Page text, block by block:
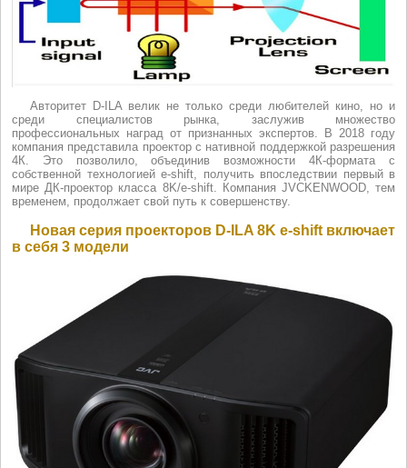
Авторитет D-ILA велик не только среди любителей кино, но и
среди специалистов рынка, заслужив множество
профессиональных наград от признанных экспертов. В 2018 году
компания представила проектор с нативной поддержкой разрешения
4К. Это позволило, объединив возможности 4К-формата с
собственной технологией e-shift, получить впоследствии первый в
мире ДК-проектор класса 8K/e-shift. Компания JVCKENWOOD, тем
временем, продолжает свой путь к совершенству.
Новая серия проекторов D-ILA 8K e-shift включает
в себя 3 модели